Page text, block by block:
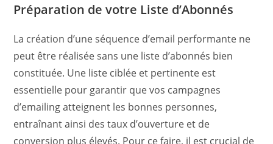
Préparation de votre Liste d’Abonnés
La création d’une séquence d’email performante ne
peut être réalisée sans une liste d’abonnés bien
constituée. Une liste ciblée et pertinente est
essentielle pour garantir que vos campagnes
d’emailing atteignent les bonnes personnes,
entraînant ainsi des taux d’ouverture et de
conversion plus élevés. Pour ce faire, il est crucial de